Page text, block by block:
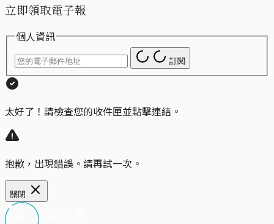
立即領取電子報
個人資訊
訂閱
太好了！請檢查您的收件匣並點擊連結。
抱歉，出現錯誤。請再試一次。
關閉